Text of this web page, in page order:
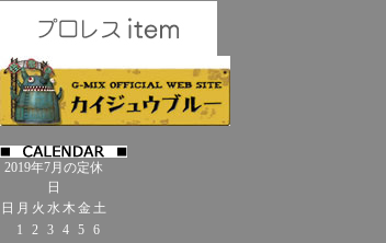
2019年7月の定休
日
日 月 火 水 木 金 土
1
2 3 4 5 6